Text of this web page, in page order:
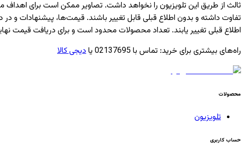
ثالث از طریق این تلویزیون را نخواهد داشت. تصاویر ممکن است برای
تفاوت داشته و بدون اطلاع قبلی قابل تغییر باشند. قیمت‌ها،
اطلاع قبلی تغییر یابند. تعداد محصولات محدود است و برای دریافت قیمت
راه‌های بیشتری برای خرید: تماس با 02137695 یا دیجی کالا
محصولات
تلویزیون
حساب کاربری